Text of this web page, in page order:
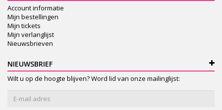
Account informatie
Mijn bestellingen
Mijn tickets
Mijn verlanglijst
Nieuwsbrieven
NIEUWSBRIEF
Wilt u op de hoogte blijven? Word lid van onze mailinglijst: